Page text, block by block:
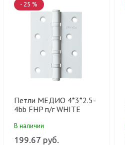
- 25 %
Петли МЕДИО 4*3*2.5-
4bb FHP п/г WHITE
шт)
В наличии
199.67 руб.